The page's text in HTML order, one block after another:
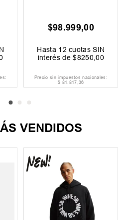
$98.999,00
Hasta 12 cuotas SIN
interés de$8250 ,00
Precio sin impuestos nacionales:
$ 81.817,36
VENDIDOS